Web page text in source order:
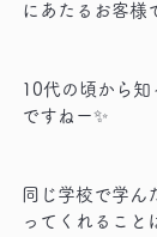
にあたるお客様
10代の頃から知
ですねー✨
同じ学校で学ん
ってくれること